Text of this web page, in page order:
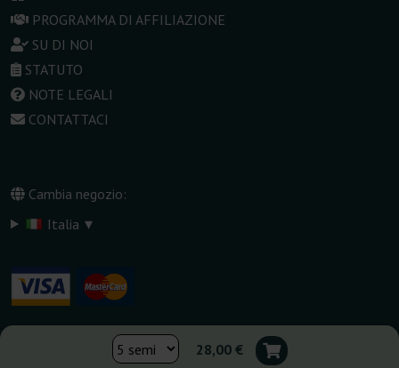
28,00 €
PROGRAMMA DI AFFILIAZIONE
SU DI NOI
STATUTO
NOTE LEGALI
CONTATTACI
Cambia negozio:
Italia ▾